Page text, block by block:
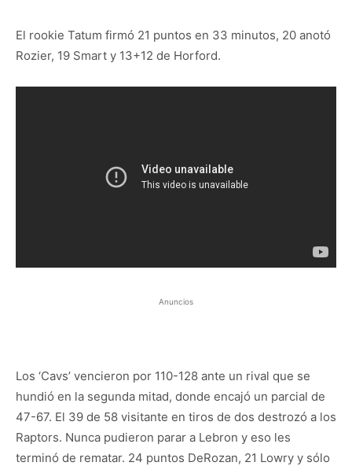
El rookie Tatum firmó 21 puntos en 33 minutos, 20 anotó
Rozier, 19 Smart y 13+12 de Horford.
Anuncios
Los ‘Cavs’ vencieron por 110-128 ante un rival que se
hundió en la segunda mitad, donde encajó un parcial de
47-67. El 39 de 58 visitante en tiros de dos destrozó a los
Raptors. Nunca pudieron parar a Lebron y eso les
terminó de rematar. 24 puntos DeRozan, 21 Lowry y sólo